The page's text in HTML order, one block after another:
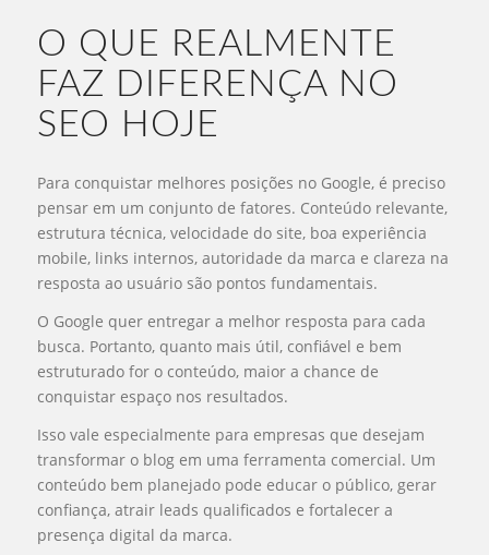
O QUE REALMENTE
FAZ DIFERENÇA NO
SEO HOJE
Para conquistar melhores posições no Google, é preciso
pensar em um conjunto de fatores. Conteúdo relevante,
estrutura técnica, velocidade do site, boa experiência
mobile, links internos, autoridade da marca e clareza na
resposta ao usuário são pontos fundamentais.
O Google quer entregar a melhor resposta para cada
busca. Portanto, quanto mais útil, confiável e bem
estruturado for o conteúdo, maior a chance de
conquistar espaço nos resultados.
Isso vale especialmente para empresas que desejam
transformar o blog em uma ferramenta comercial. Um
conteúdo bem planejado pode educar o público, gerar
confiança, atrair leads qualificados e fortalecer a
presença digital da marca.